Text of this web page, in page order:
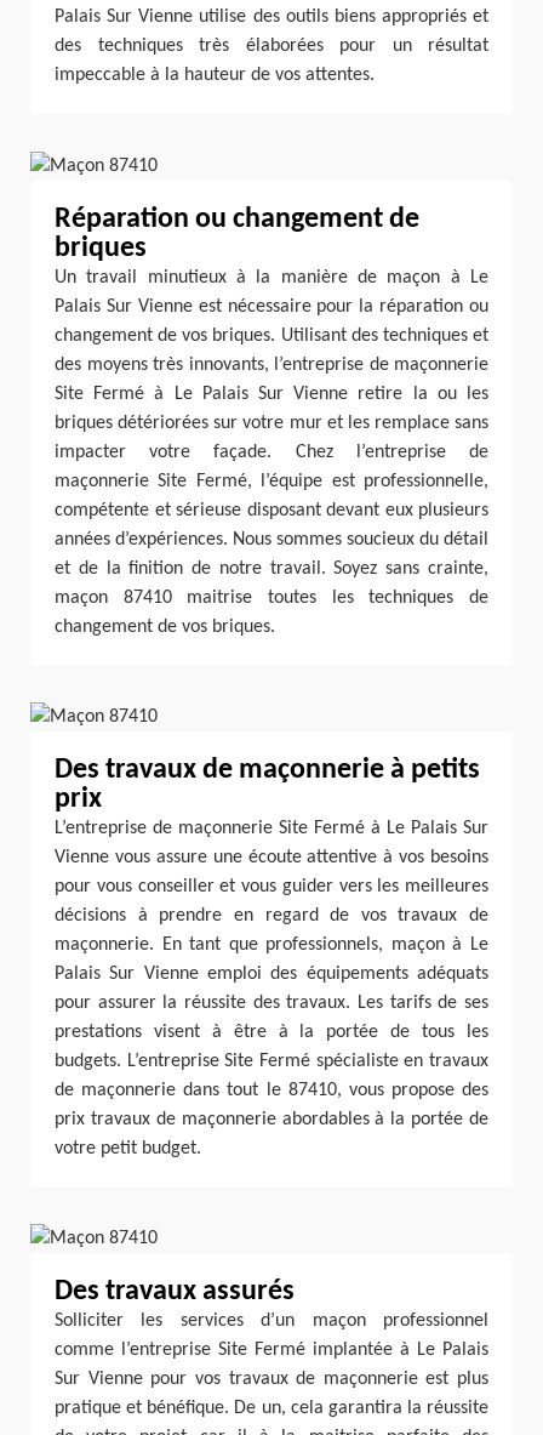
Palais Sur Vienne utilise des outils biens appropriés et
des techniques très élaborées pour un résultat
impeccable à la hauteur de vos attentes.
Réparation ou changement de
briques
Un travail minutieux à la manière de maçon à Le
Palais Sur Vienne est nécessaire pour la réparation ou
changement de vos briques. Utilisant des techniques et
des moyens très innovants, l’entreprise de maçonnerie
Site Fermé à Le Palais Sur Vienne retire la ou les
briques détériorées sur votre mur et les remplace sans
impacter votre façade. Chez l’entreprise de
maçonnerie Site Fermé, l’équipe est professionnelle,
compétente et sérieuse disposant devant eux plusieurs
années d’expériences. Nous sommes soucieux du détail
et de la finition de notre travail. Soyez sans crainte,
maçon 87410 maitrise toutes les techniques de
changement de vos briques.
Des travaux de maçonnerie à petits
prix
L’entreprise de maçonnerie Site Fermé à Le Palais Sur
Vienne vous assure une écoute attentive à vos besoins
pour vous conseiller et vous guider vers les meilleures
décisions à prendre en regard de vos travaux de
maçonnerie. En tant que professionnels, maçon à Le
Palais Sur Vienne emploi des équipements adéquats
pour assurer la réussite des travaux. Les tarifs de ses
prestations visent à être à la portée de tous les
budgets. L’entreprise Site Fermé spécialiste en travaux
de maçonnerie dans tout le 87410, vous propose des
prix travaux de maçonnerie abordables à la portée de
votre petit budget.
Des travaux assurés
Solliciter les services d’un maçon professionnel
comme l’entreprise Site Fermé implantée à Le Palais
Sur Vienne pour vos travaux de maçonnerie est plus
pratique et bénéfique. De un, cela garantira la réussite